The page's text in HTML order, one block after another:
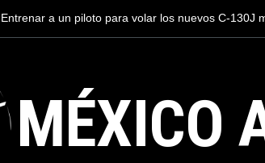
Con 35,900 pasajeros el AIFA está entre los
AICM.
MÉXICO